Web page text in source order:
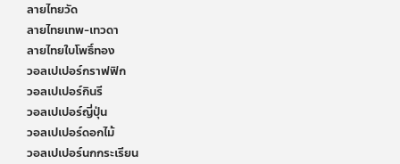
ลายไทยวัด
ลายไทยเทพ-เทวดา
ลายไทยใบโพธิ์ทอง
วอลเปเปอร์กราฟฟิก
วอลเปเปอร์กินรี
วอลเปเปอร์ญี่ปุ่น
วอลเปเปอร์ดอกไม้
วอลเปเปอร์นกกระเรียน